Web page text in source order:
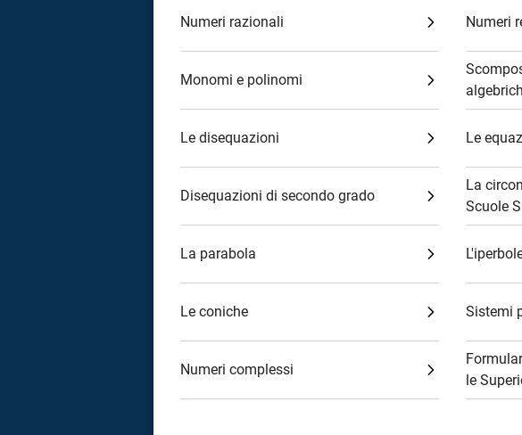
Numeri razionali Numeri
Monomi e polinomi
Le disequazioni Le
Disequazioni di secondo grado
La
Scuole
La parabola
Le coniche Sistemi
Numeri complessi
le